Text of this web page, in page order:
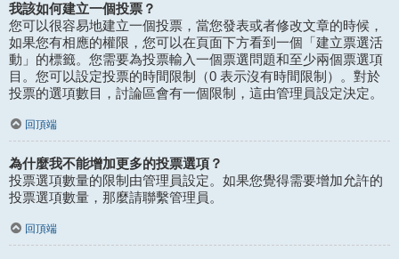
我該如何建立一個投票？
您可以很容易地建立一個投票，當您發表或者修改文章的時候，
如果您有相應的權限，您可以在頁面下方看到一個「建立票選活
動」的標籤。您需要為投票輸入一個票選問題和至少兩個票選項
目。您可以設定投票的時間限制（0 表示沒有時間限制）。對於
投票的選項數目，討論區會有一個限制，這由管理員設定決定。
回頂端
為什麼我不能增加更多的投票選項？
投票選項數量的限制由管理員設定。如果您覺得需要增加允許的
投票選項數量，那麼請聯繫管理員。
回頂端